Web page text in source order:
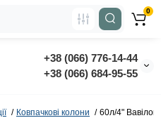
+38 (066) 776-14-44
‭+38 (066) 684-95-55‬
0
Ковпачкові колони 60л/4"